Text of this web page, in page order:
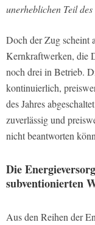
unerheblichen Teil
Doch der Zug scheint
Kernkraftwerken, die
noch drei in Betrieb.
kontinuierlich,
des Jahres
zuverlässig und
nicht beantworten
Die
subventionierten
Aus den Reihen der